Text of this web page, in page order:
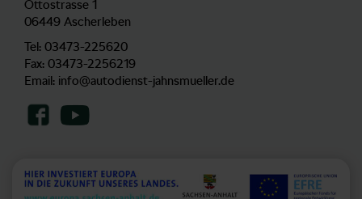
Ottostrasse 1
06449 Ascherleben
Tel: 03473-225620
Fax: 03473-2256219
Email: info@autodienst-jahnsmueller.de